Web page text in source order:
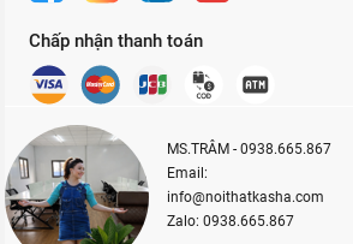
Chấp nhận thanh toán
MS.TRÂM - 0938.665.867
Email:
info@noithatkasha.com
Zalo: 0938.665.867